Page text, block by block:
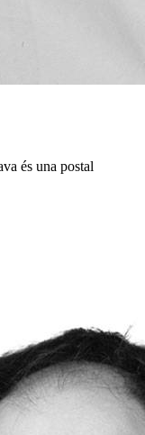
és una postal